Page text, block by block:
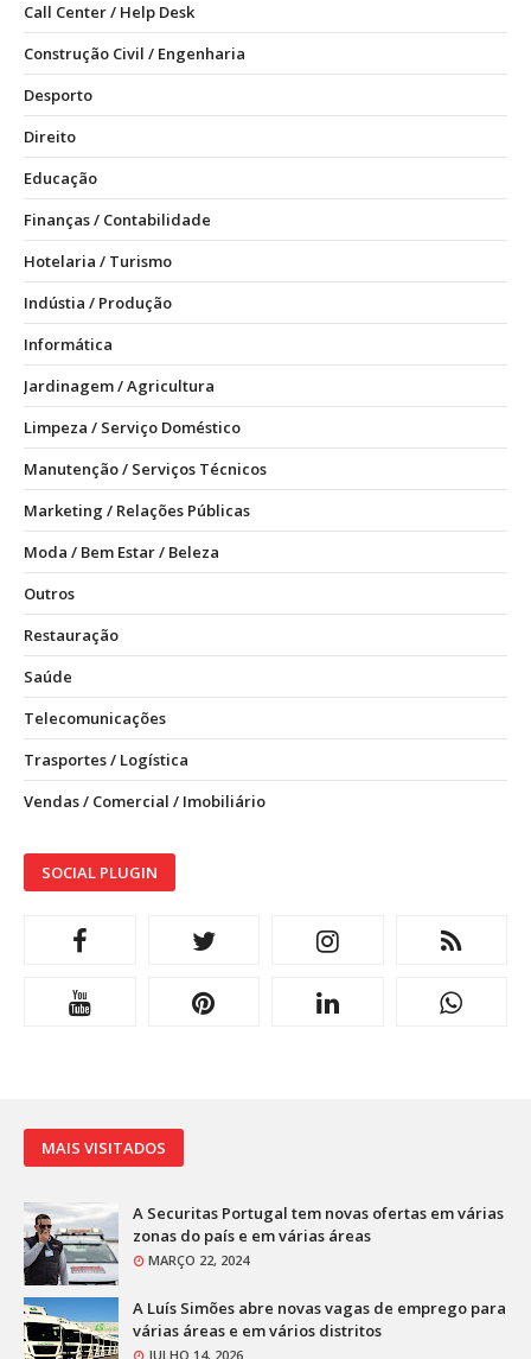
Call Center / Help Desk
Construção Civil / Engenharia
Desporto
Direito
Educação
Finanças / Contabilidade
Hotelaria / Turismo
Indústia / Produção
Informática
Jardinagem / Agricultura
Limpeza / Serviço Doméstico
Manutenção / Serviços Técnicos
Marketing / Relações Públicas
Moda / Bem Estar / Beleza
Outros
Restauração
Saúde
Telecomunicações
Trasportes / Logística
Vendas / Comercial / Imobiliário
SOCIAL PLUGIN
MAIS VISITADOS
A Securitas Portugal tem novas ofertas em várias
zonas do país e em várias áreas
MARÇO 22, 2024
A Luís Simões abre novas vagas de emprego para
várias áreas e em vários distritos
JULHO 14, 2026